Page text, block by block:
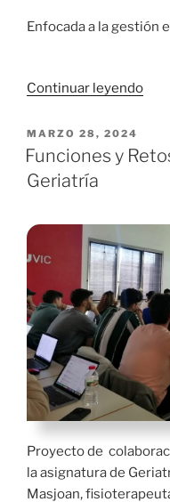
Enfocada a la gestión
Continuar leyendo
PUBLICADO
EL
MARZO 28, 2024
Funciones y
Geriatría
Proyecto de
la asignatura de
Masjoan,